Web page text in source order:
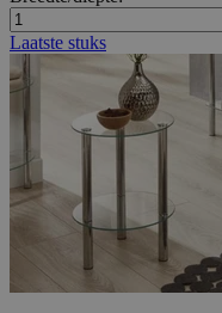
Laatste stuks